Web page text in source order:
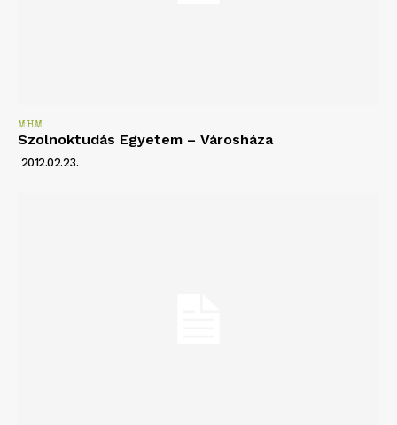
MHM
Szolnoktudás Egyetem – Városháza
2012.02.23.